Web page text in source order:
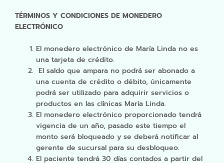
TÉRMINOS Y CONDICIONES DE MONEDERO
ELECTRÓNICO
El monedero electrónico de María Linda no es
una tarjeta de crédito.
El saldo que ampara no podrá ser abonado a
una cuenta de crédito o débito, únicamente
podrá ser utilizado para adquirir servicios o
productos en las clínicas María Linda.
El monedero electrónico proporcionado tendrá
vigencia de un año, pasado este tiempo el
monto será bloqueado y se deberá notificar al
gerente de sucursal para su desbloqueo.
El paciente tendrá 30 días contados a partir del